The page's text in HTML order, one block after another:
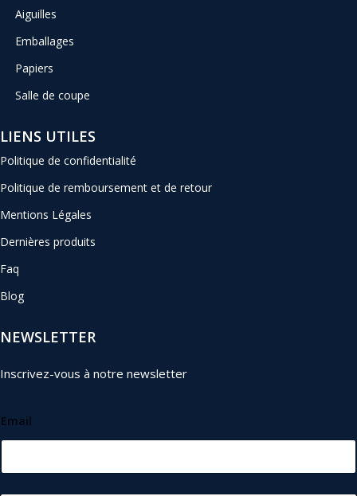
Aiguilles
Emballages
Papiers
Salle de coupe
LIENS UTILES
Politique de confidentialité
Politique de remboursement et de retour
Mentions Légales
Dernières produits
Faq
Blog
NEWSLETTER
Inscrivez-vous à notre newsletter
Email